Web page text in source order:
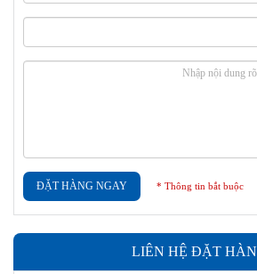
ĐẶT HÀNG NGAY * Thông tin bắt buộc
LIÊN HỆ ĐẶT